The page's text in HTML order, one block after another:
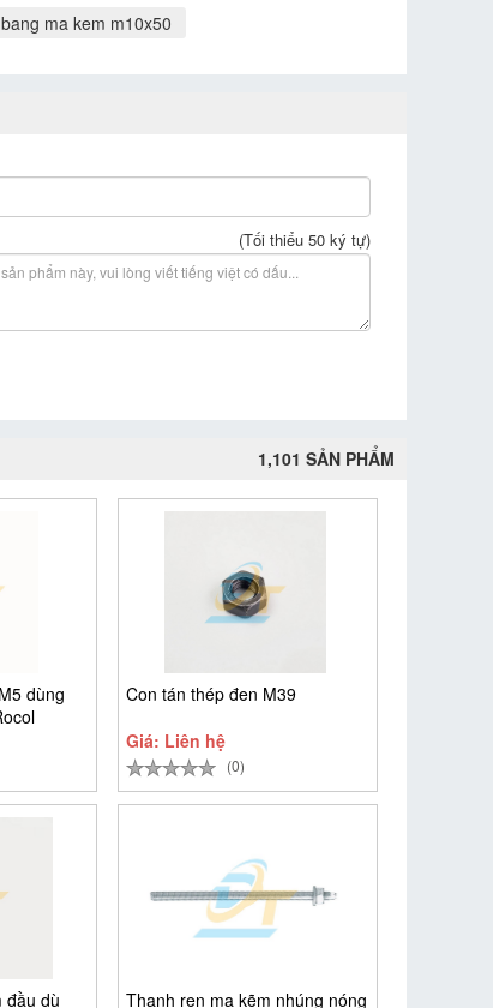
ma kem m10x50
(Tối thiểu 50 ký tự)
1,101 SẢN PHẨM
dùng
Con tán thép đen M39
Giá: Liên hệ
(0)
đầu dù Thanh ren mạ kẽm nhúng nóng